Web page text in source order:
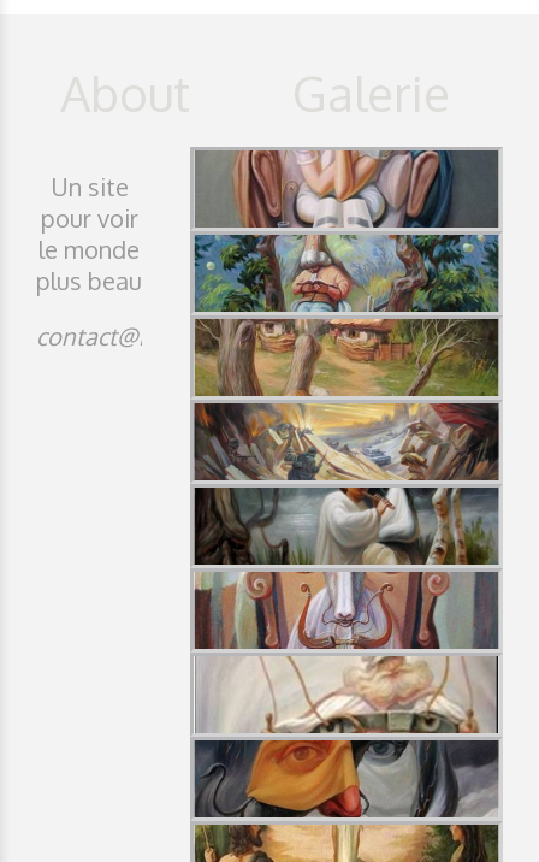
Un site
pour voir
le monde
plus beau
contact@idji.org